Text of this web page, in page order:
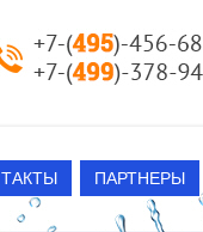
ПАРТНЕРЫ